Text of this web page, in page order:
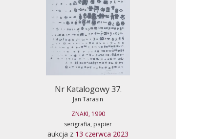
Nr Katalogowy 37.
Jan Tarasin
ZNAKI, 1990
serigrafia, papier
aukcja z 13 czerwca 2023